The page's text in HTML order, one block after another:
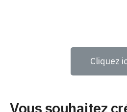
Cliquez
Vous souhaitez